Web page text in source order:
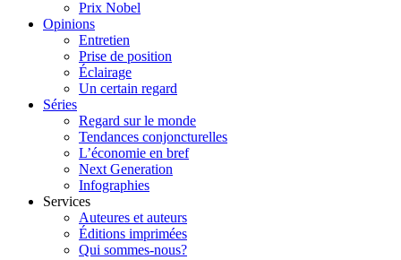
Prix Nobel
Opinions
Entretien
Prise de position
Éclairage
Un certain regard
Séries
Regard sur le monde
Tendances conjoncturelles
L’économie en bref
Next Generation
Infographies
Services
Auteures et auteurs
Éditions imprimées
Qui sommes-nous?